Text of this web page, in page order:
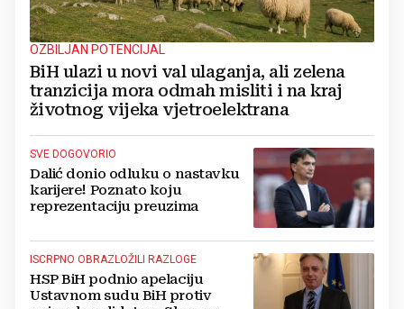
OZBILJAN POTENCIJAL
BiH ulazi u novi val ulaganja, ali zelena
tranzicija mora odmah misliti i na kraj
životnog vijeka vjetroelektrana
SVE DOGOVORIO
Dalić donio odluku o nastavku
karijere! Poznato koju
reprezentaciju preuzima
ISCRPNO OBRAZLOŽILI RAZLOGE
HSP BiH podnio apelaciju
Ustavnom sudu BiH protiv